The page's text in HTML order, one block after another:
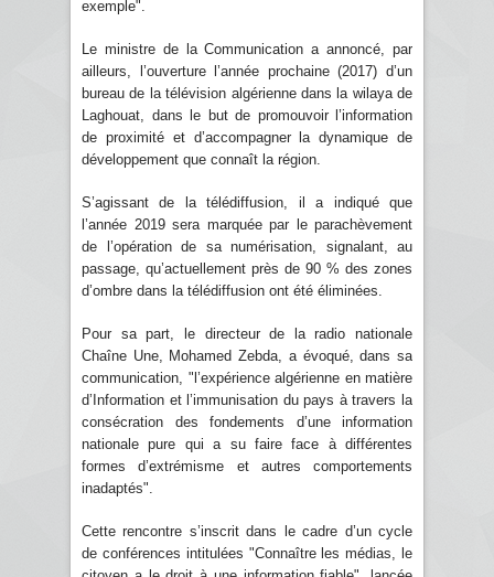
exemple".
Le ministre de la Communication a annoncé, par
ailleurs, l’ouverture l’année prochaine (2017) d’un
bureau de la télévision algérienne dans la wilaya de
Laghouat, dans le but de promouvoir l’information
de proximité et d’accompagner la dynamique de
développement que connaît la région.
S’agissant de la télédiffusion, il a indiqué que
l’année 2019 sera marquée par le parachèvement
de l’opération de sa numérisation, signalant, au
passage, qu’actuellement près de 90 % des zones
d’ombre dans la télédiffusion ont été éliminées.
Pour sa part, le directeur de la radio nationale
Chaîne Une, Mohamed Zebda, a évoqué, dans sa
communication, "l’expérience algérienne en matière
d’Information et l’immunisation du pays à travers la
consécration des fondements d’une information
nationale pure qui a su faire face à différentes
formes d’extrémisme et autres comportements
inadaptés".
Cette rencontre s’inscrit dans le cadre d’un cycle
de conférences intitulées "Connaître les médias, le